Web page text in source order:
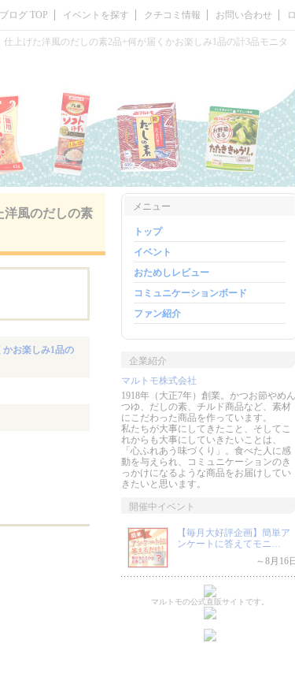
ログ TOP イベントを探す クチコミ情報 お問い合わせ
上げた洋風のだしの素2品+何が届くかお楽しみ1品の計3品モニタ
洋風のだしの素
かお楽しみ1品の
メニュー
トップ
イベント
おためしレビュー
コミュニケーションボード
ファン紹介
企業紹介
マルトモ株式会社
1918年（大正7年）創業。かつお節やめん
つゆ、だしの素、チルド商品など、素材
にこだわった商品を作っています。
私たちが大事にしてきたこと、そしてこ
れからも大事にしていきたいことは、
「心ふれあう味づくり」。食べた人に感
動を与えられ、コミュニケーションのき
っかけになるような商品をお届けしてい
きたいと思います。
開催中イベント
【毎月大好評企画】簡単ア
ンケートに答えてモニ…
～8月16日
マルトモの公式直販サイトです。